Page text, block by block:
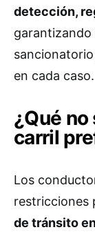
detección,
garantizando
en cada caso.
¿Qué
carril
Los
restricciones
de tránsito